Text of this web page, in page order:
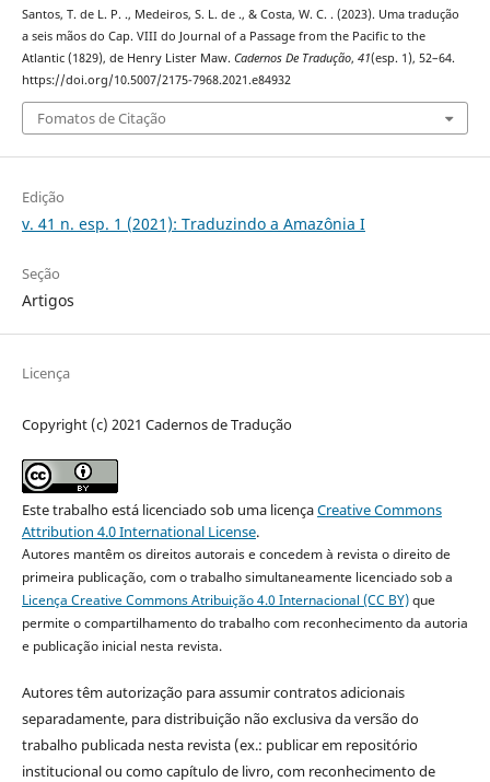
Santos, T. de L. P. ., Medeiros, S. L. de ., & Costa, W. C. . (2023). Uma tradução
a seis mãos do Cap. VIII do Journal of a Passage from the Pacific to the
Atlantic (1829), de Henry Lister Maw. Cadernos De Tradução, 41(esp. 1), 52–64.
https://doi.org/10.5007/2175-7968.2021.e84932
Fomatos de Citação
Edição
v. 41 n. esp. 1 (2021): Traduzindo a Amazônia I
Seção
Artigos
Licença
Copyright (c) 2021 Cadernos de Tradução
Este trabalho está licenciado sob uma licençaCreative Commons
Attribution 4.0 International License.
Autores mantêm os direitos autorais e concedem à revista o direito de
primeira publicação, com o trabalho simultaneamente licenciado sob a
Licença Creative Commons Atribuição 4.0 Internacional (CC BY)que
permite o compartilhamento do trabalho com reconhecimento da autoria
e publicação inicial nesta revista.
Autores têm autorização para assumir contratos adicionais
separadamente, para distribuição não exclusiva da versão do
trabalho publicada nesta revista (ex.: publicar em repositório
institucional ou como capítulo de livro, com reconhecimento de